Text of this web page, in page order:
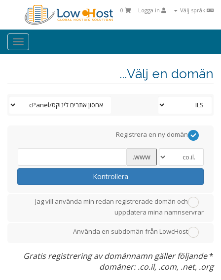
0
Välj en domän...
Registrera en ny domän
www.
Kontrollera
Jag vill använda min redan registrerade domän och
uppdatera mina namnservrar
Använda en subdomän från LowcHost
*
Gratis registrering av domännamn gäller följande
domäner: .co.il, .com, .net, .org